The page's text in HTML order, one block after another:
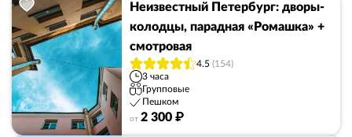
Неизвестный Петербург: дворы-
колодцы, парадная «Ромашка» +
смотровая
4.5 (154)
3 часа
Групповые
Пешком
от 2 300 ₽